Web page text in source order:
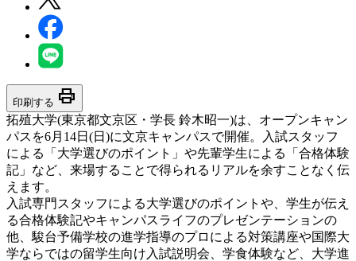
印刷する print
拓殖大学(東京都文京区・学長 鈴木昭一)は、オープンキャン
パスを6月14日(日)に文京キャンパスで開催。入試スタッフ
による「大学選びのポイント」や先輩学生による「合格体験
記」など、来場することで得られるリアルを余すことなく伝
えます。
入試専門スタッフによる大学選びのポイントや、学生が伝え
る合格体験記やキャンパスライフのプレゼンテーションの
他、駿台予備学校の進学指導のプロによる対策講座や国際大
学ならではの留学生向け入試説明会、学食体験など、大学進